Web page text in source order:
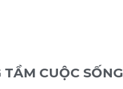
CUỘC SỐNG